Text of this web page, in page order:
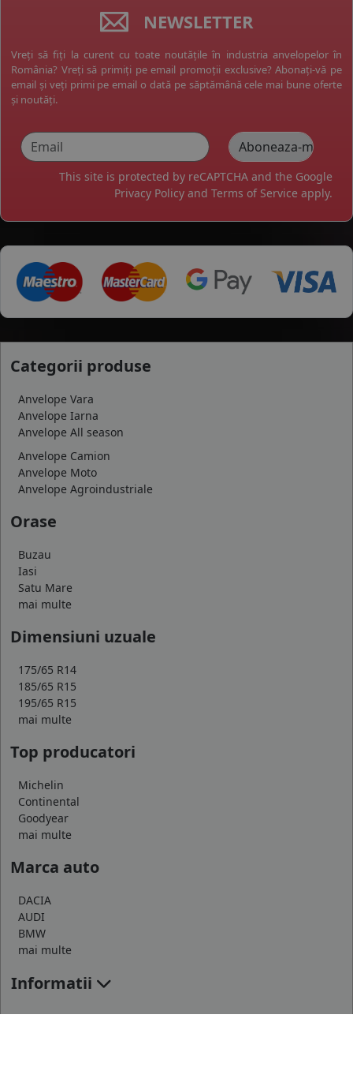
NEWSLETTER
Vreți să fiți la curent cu toate noutățile în industria anvelopelor în
România? Vreți să primiți pe email promoții exclusive? Abonați-vă pe
email și veți primi pe email o dată pe săptămână cele mai bune oferte
și noutăți.
This site is protected by reCAPTCHA and the Google
Privacy Policy and Terms of Service apply.
Categorii produse
Anvelope Vara
Anvelope Iarna
Anvelope All season
Anvelope Camion
Anvelope Moto
Anvelope Agroindustriale
Orase
Buzau
Iasi
Satu Mare
mai multe
Dimensiuni uzuale
175/65 R14
185/65 R15
195/65 R15
mai multe
Top producatori
Michelin
Continental
Goodyear
mai multe
Marca auto
DACIA
AUDI
BMW
mai multe
Informatii
Servicii clienti